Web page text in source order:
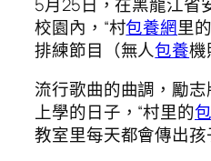
校園內，“村包養網里
排練節目（無人包養機
流行歌曲的曲調，勵
上學的日子，“村里的
教室里每天都會傳出孩